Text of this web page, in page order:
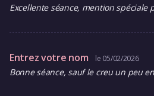
Excellente séance, mention
Entrez votre nom le 05/02/2026
Bonne séance, sauf le creu un peu